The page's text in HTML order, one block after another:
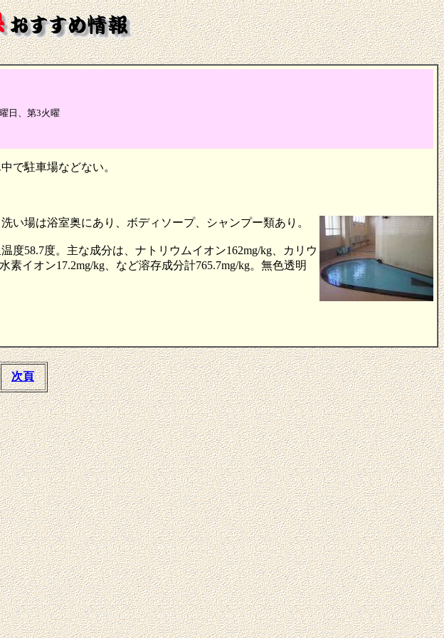
日、第3火曜
で駐車場などない。
い場は浴室奥にあり、ボディソープ、シャンプー類あり。
58.7度。主な成分は、ナトリウムイオン162mg/kg、カリウ
素イオン17.2mg/kg、など溶存成分計765.7mg/kg。無色透明
次頁